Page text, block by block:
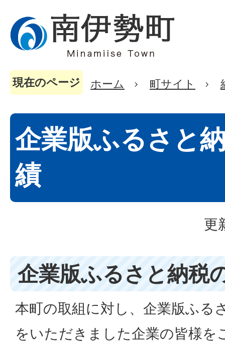
現在のページ ホーム 町サイト
企業版ふるさと
績
更
企業版ふるさと納税
本町の取組に対し、企業版ふる
をいただきました企業の皆様を